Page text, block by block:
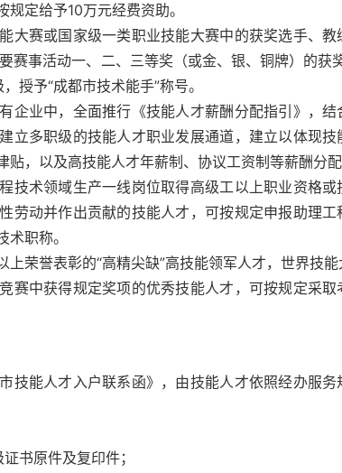
定给予10万元经费资助。
大赛或国家级一类职业技能大赛中的获奖选手、
赛事活动一、二、三等奖（或金、银、铜牌）的获
授予“成都市技术能手”称号。
企业中，全面推行《技能人才薪酬分配指引》，
立多职级的技能人才职业发展通道，建立以体现技
，以及高技能人才年薪制、协议工资制等薪酬分配
技术领域生产一线岗位取得高级工以上职业资格
劳动并作出贡献的技能人才，可按规定申报助理工
职称。
上荣誉表彰的“高精尖缺”高技能领军人才，世界技
赛中获得规定奖项的优秀技能人才，可按规定采取
技能人才入户联系函》，由技能人才依照经办服
书原件及复印件；